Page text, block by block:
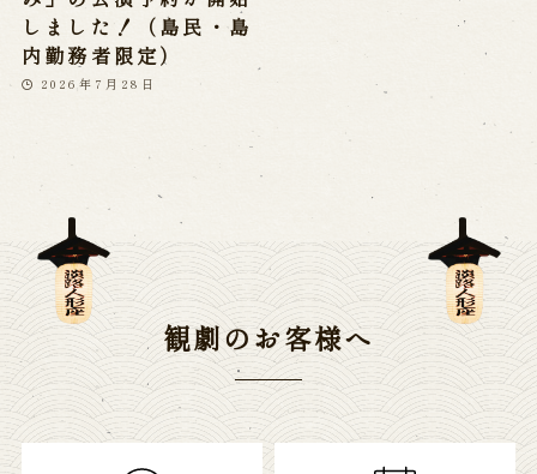
しました！（島民・島
内勤務者限定）
2026年7月28日
観劇のお客様へ